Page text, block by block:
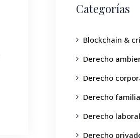
Categorías
Blockchain &
Derecho
Derecho
Derecho
Derecho laboral
Derecho